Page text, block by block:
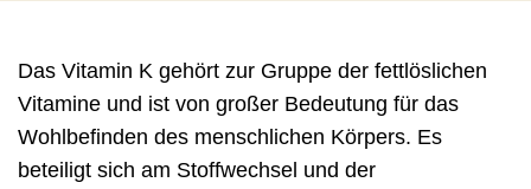
Das Vitamin K gehört zur Gruppe der fettlöslichen
Vitamine und ist von großer Bedeutung für das
Wohlbefinden des menschlichen Körpers. Es
beteiligt sich am Stoffwechsel und der